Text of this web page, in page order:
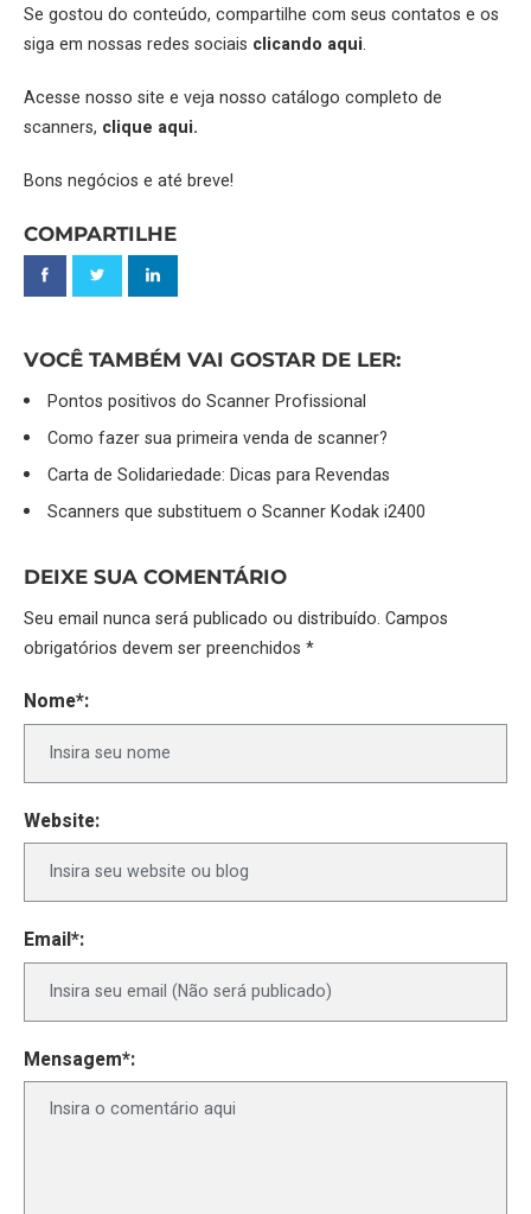
Se gostou do conteúdo, compartilhe com seus contatos e os
siga em nossas redes sociais clicando aqui.
Acesse nosso site e veja nosso catálogo completo de
scanners, clique aqui.
Bons negócios e até breve!
COMPARTILHE
VOCÊ TAMBÉM VAI GOSTAR DE LER:
Pontos positivos do Scanner Profissional
Como fazer sua primeira venda de scanner?
Carta de Solidariedade: Dicas para Revendas
Scanners que substituem o Scanner Kodak i2400
DEIXE SUA COMENTÁRIO
Seu email nunca será publicado ou distribuído. Campos
obrigatórios devem ser preenchidos *
Nome*:
Website:
Email*:
Mensagem*: